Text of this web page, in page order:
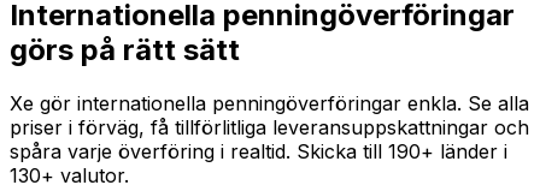
Internationella penningöverföringar
görs på rätt sätt
Xe gör internationella penningöverföringar enkla. Se alla
priser i förväg, få tillförlitliga leveransuppskattningar och
spåra varje överföring i realtid. Skicka till 190+ länder i
130+ valutor.